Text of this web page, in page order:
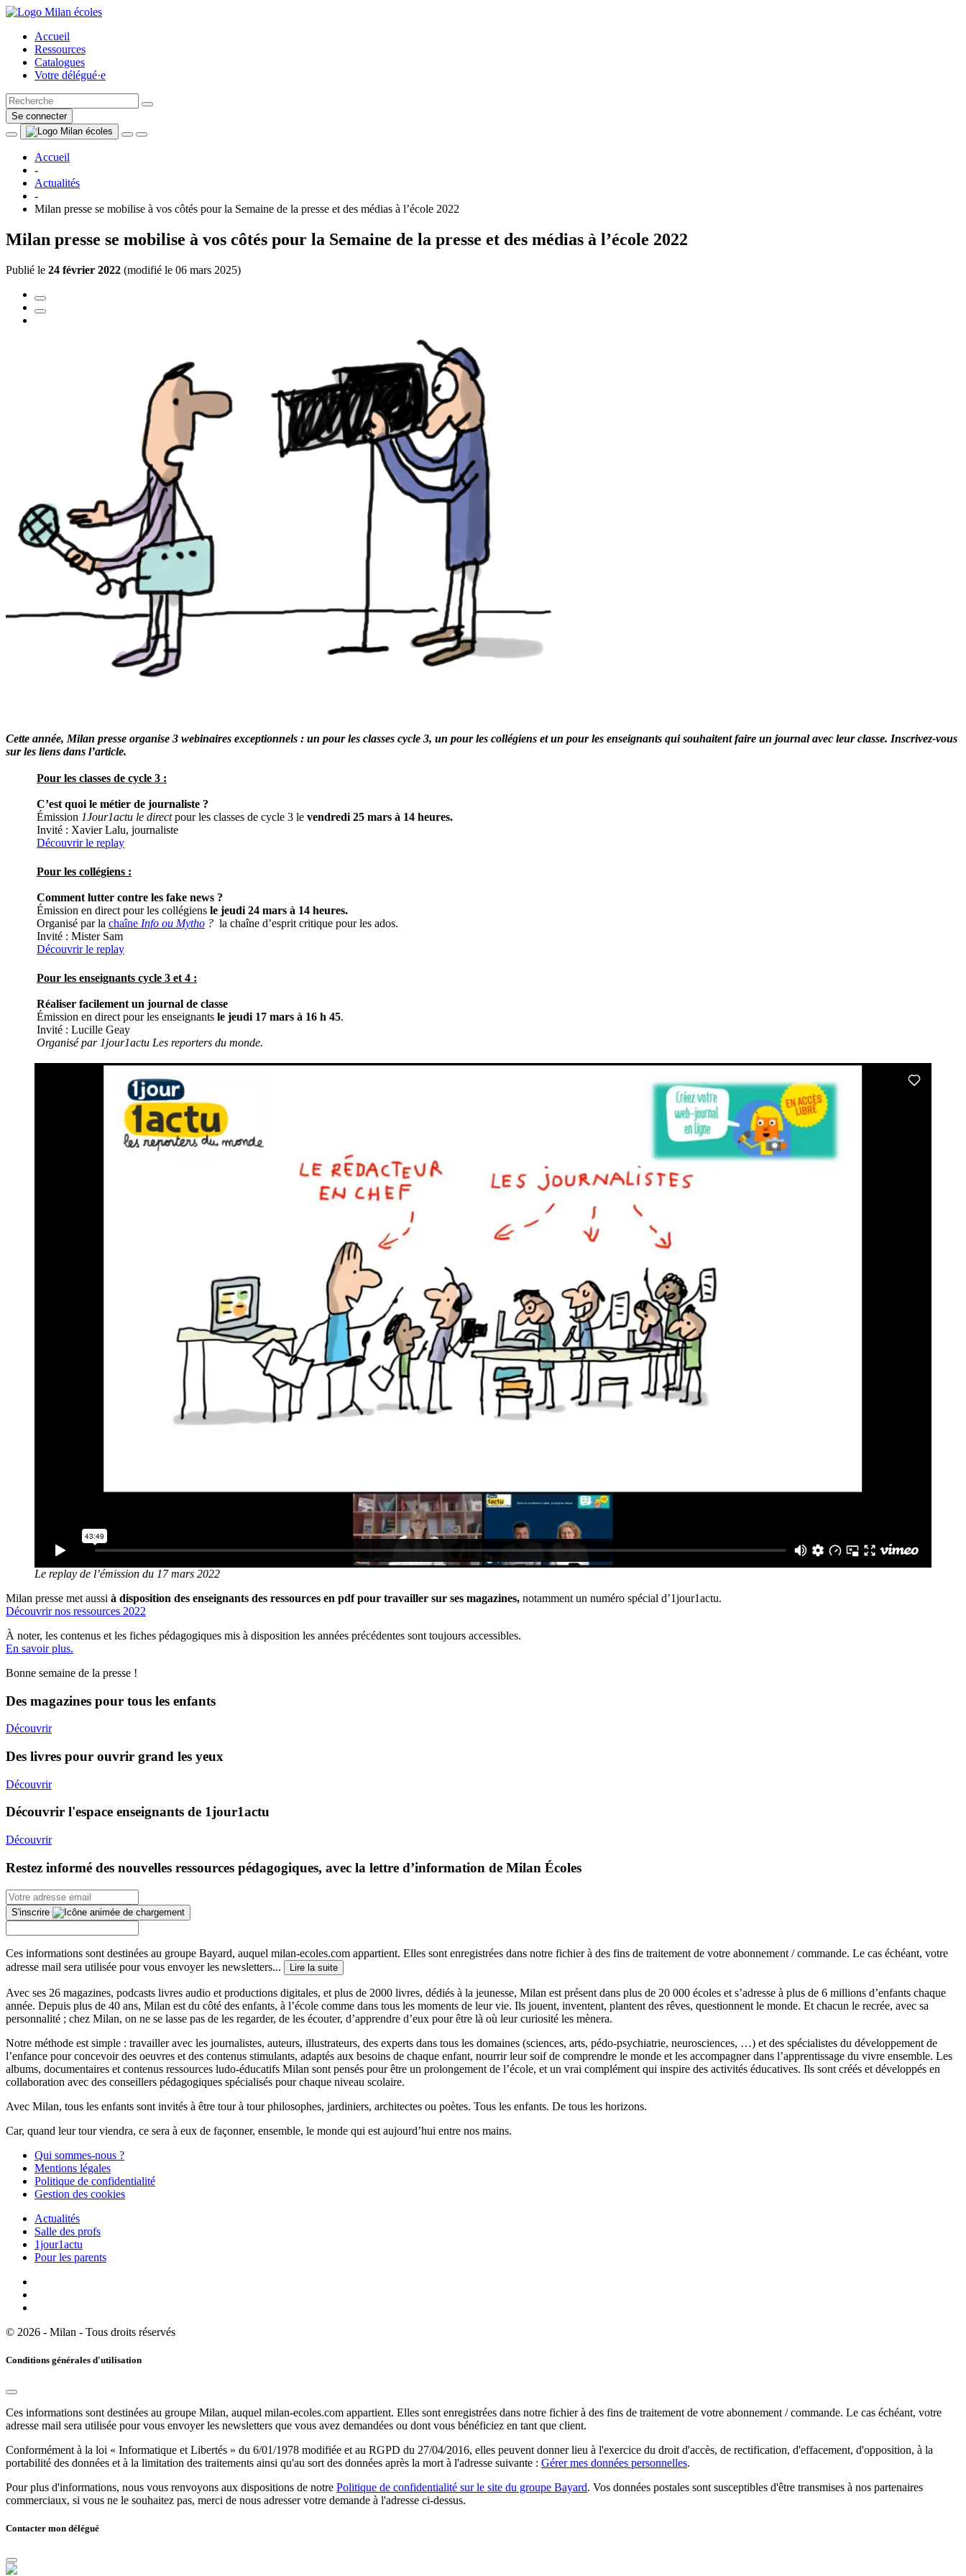
Accueil
Ressources
Catalogues
Votre délégué·e
Se connecter
Accueil
-
Actualités
-
Milan presse se mobilise à vos côtés pour la Semaine de la presse et des médias à l’école 2022
Milan presse se mobilise à vos côtés pour la Semaine de la presse et des médias à l’école 2022
Publié le 24 février 2022 (modifié le 06 mars 2025)
Cette année, Milan presse organise 3 webinaires exceptionnels : un pour les classes cycle 3, un pour les collégiens et un pour les enseignants qui souhaitent faire un journal avec leur classe. Inscrivez-vous
sur les liens dans l’article.
Pour les classes de cycle 3 :
C’est quoi le métier de journaliste ?
Émission 1Jour1actu le directpour les classes de cycle 3 le vendredi 25 mars à 14 heures.
Invité : Xavier Lalu, journaliste
Découvrir le replay
Pour les collégiens :
Comment lutter contre les fake news ?
Émission en direct pour les collégiens le jeudi 24 mars à 14 heures.
Organisé par la chaîne Info ou Mytho ? la chaîne d’esprit critique pour les ados.
Invité : Mister Sam
Découvrir le replay
Pour les enseignants cycle 3 et 4 :
Réaliser facilement un journal de classe
Émission en direct pour les enseignants le jeudi 17 mars à 16 h 45.
Invité : Lucille Geay
Organisé par 1jour1actu Les reporters du monde.
Le replay de l’émission du 17 mars 2022
Milan presse met aussi à disposition des enseignants des ressources en pdf pour travailler sur ses magazines, notamment un numéro spécial d’1jour1actu.
Découvrir nos ressources 2022
À noter, les contenus et les fiches pédagogiques mis à disposition les années précédentes sont toujours accessibles.
En savoir plus.
Bonne semaine de la presse !
Des magazines pour tous les enfants
Découvrir
Des livres pour ouvrir grand les yeux
Découvrir
Découvrir l'espace enseignants de 1jour1actu
Découvrir
Restez informé des nouvelles ressources pédagogiques, avec la lettre d’information de Milan Écoles
S'inscrire
Ces informations sont destinées au groupe Bayard, auquel milan-ecoles.com appartient. Elles sont enregistrées dans notre fichier à des fins de traitement de votre abonnement / commande. Le cas échéant, votre
adresse mail sera utilisée pour vous envoyer les newsletters...
Lire la suite
Avec ses 26 magazines, podcasts livres audio et productions digitales, et plus de 2000 livres, dédiés à la jeunesse, Milan est présent dans plus de 20 000 écoles et s’adresse à plus de 6 millions d’enfants chaque
année. Depuis plus de 40 ans, Milan est du côté des enfants, à l’école comme dans tous les moments de leur vie. Ils jouent, inventent, plantent des rêves, questionnent le monde. Et chacun le recrée, avec sa
personnalité ; chez Milan, on ne se lasse pas de les regarder, de les écouter, d’apprendre d’eux pour être là où leur curiosité les mènera.
Notre méthode est simple : travailler avec les journalistes, auteurs, illustrateurs, des experts dans tous les domaines (sciences, arts, pédo-psychiatrie, neurosciences, …) et des spécialistes du développement de
l’enfance pour concevoir des oeuvres et des contenus stimulants, adaptés aux besoins de chaque enfant, nourrir leur soif de comprendre le monde et les accompagner dans l’apprentissage du vivre ensemble. Les
albums, documentaires et contenus ressources ludo-éducatifs Milan sont pensés pour être un prolongement de l’école, et un vrai complément qui inspire des activités éducatives. Ils sont créés et développés en
collaboration avec des conseillers pédagogiques spécialisés pour chaque niveau scolaire.
Avec Milan, tous les enfants sont invités à être tour à tour philosophes, jardiniers, architectes ou poètes. Tous les enfants. De tous les horizons.
Car, quand leur tour viendra, ce sera à eux de façonner, ensemble, le monde qui est aujourd’hui entre nos mains.
Qui sommes-nous ?
Mentions légales
Politique de confidentialité
Gestion des cookies
Actualités
Salle des profs
1jour1actu
Pour les parents
© 2026 - Milan - Tous droits réservés
Conditions générales d'utilisation
Ces informations sont destinées au groupe Milan, auquel milan-ecoles.com appartient. Elles sont enregistrées dans notre fichier à des fins de traitement de votre abonnement / commande. Le cas échéant, votre
adresse mail sera utilisée pour vous envoyer les newsletters que vous avez demandées ou dont vous bénéficiez en tant que client.
Conformément à la loi « Informatique et Libertés » du 6/01/1978 modifiée et au RGPD du 27/04/2016, elles peuvent donner lieu à l'exercice du droit d'accès, de rectification, d'effacement, d'opposition, à la
portabilité des données et à la limitation des traitements ainsi qu'au sort des données après la mort à l'adresse suivante : Gérer mes données personnelles.
Pour plus d'informations, nous vous renvoyons aux dispositions de notre Politique de confidentialité sur le site du groupe Bayard. Vos données postales sont susceptibles d'être transmises à nos partenaires
commerciaux, si vous ne le souhaitez pas, merci de nous adresser votre demande à l'adresse ci-dessus.
Contacter mon délégué